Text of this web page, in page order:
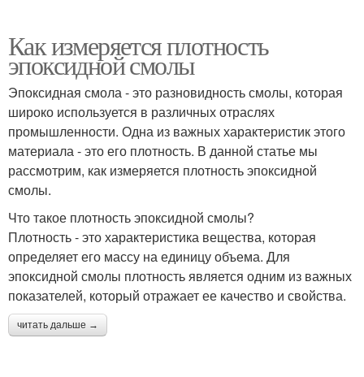
Как измеряется плотность
эпоксидной смолы
Эпоксидная смола - это разновидность смолы, которая
широко используется в различных отраслях
промышленности. Одна из важных характеристик этого
материала - это его плотность. В данной статье мы
рассмотрим, как измеряется плотность эпоксидной
смолы.
Что такое плотность эпоксидной смолы?
Плотность - это характеристика вещества, которая
определяет его массу на единицу объема. Для
эпоксидной смолы плотность является одним из важных
показателей, который отражает ее качество и свойства.
читать дальше →